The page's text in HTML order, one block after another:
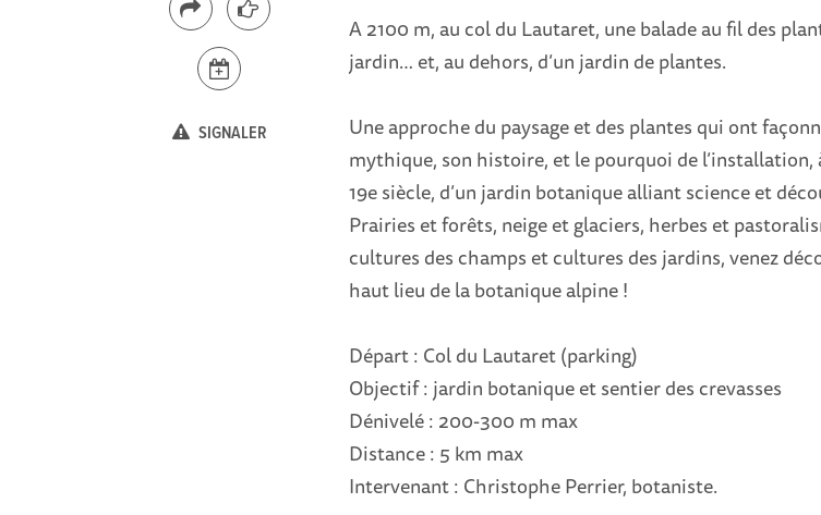
A 2100 m, au col du Lautaret, une balade au fil des
jardin… et, au dehors, d’un jardin de plantes.
Une approche du paysage et des plantes qui ont
mythique, son histoire, et le pourquoi de l’installation,
19e siècle, d’un jardin botanique alliant science et
Prairies et forêts, neige et glaciers, herbes et
cultures des champs et cultures des jardins, venez
haut lieu de la botanique alpine !
Départ : Col du Lautaret (parking)
Objectif : jardin botanique et sentier des crevasses
Dénivelé : 200-300 m max
Distance : 5 km max
Intervenant : Christophe Perrier, botaniste.
SIGNALER